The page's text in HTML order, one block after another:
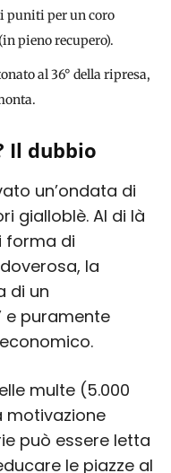
puniti per un coro
pieno recupero).
al 36° della ripresa,
Il dubbio
un’ondata di
gialloblè. Al di là
forma di
la
di un
e puramente
multe (5.000
motivazione
può essere letta
le piazze al